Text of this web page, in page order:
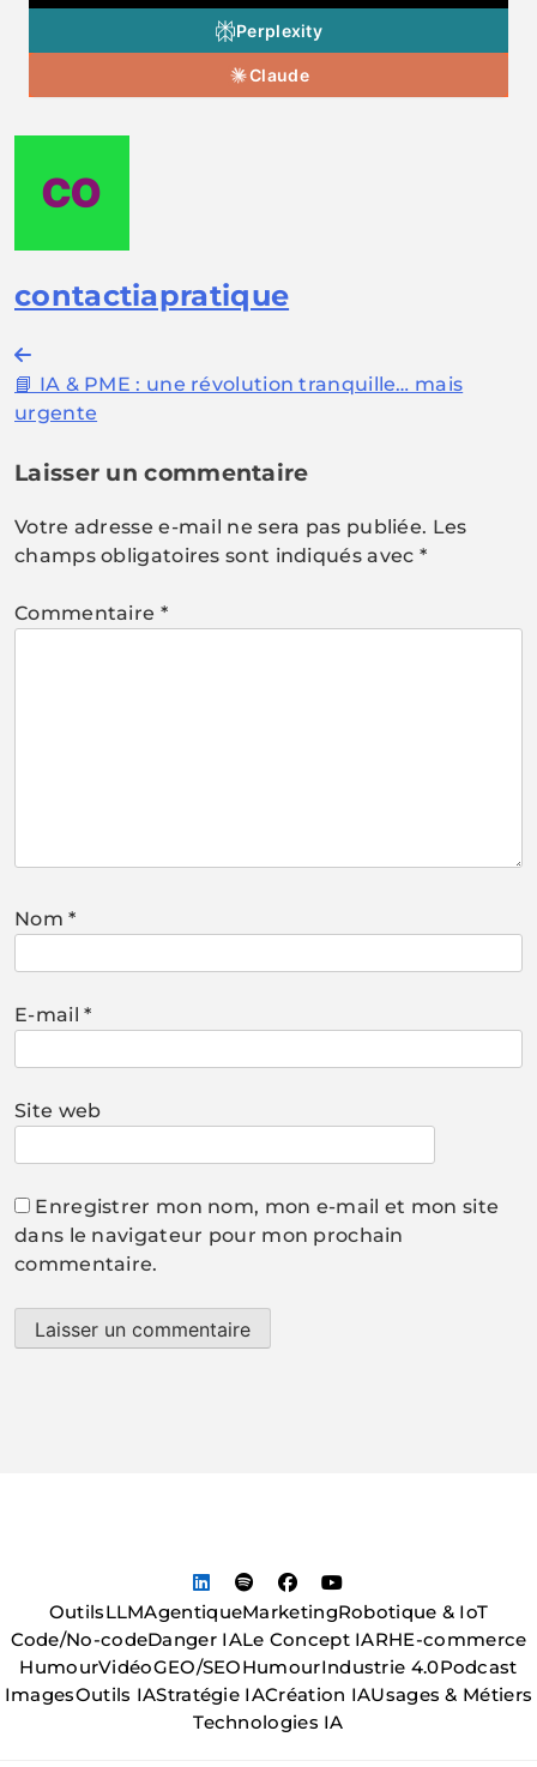
Perplexity
Claude
contactiapratique
Navigation
de
📘 IA & PME : une révolution tranquille… mais
urgente
Laisser un commentaire
Votre adresse e-mail ne sera pas publiée. Les
champs obligatoires sont indiqués avec *
Commentaire *
Nom*
E-mail*
Site web
Enregistrer mon nom, mon e-mail et mon site
dans le navigateur pour mon prochain
commentaire.
OutilsLLMAgentiqueMarketingRobotique & IoT
Code/No-codeDanger IALe Concept IARHE-commerce
HumourVidéoGEO/SEOHumourIndustrie 4.0Podcast
ImagesOutils IAStratégie IACréation IAUsages & Métiers
Technologies IA